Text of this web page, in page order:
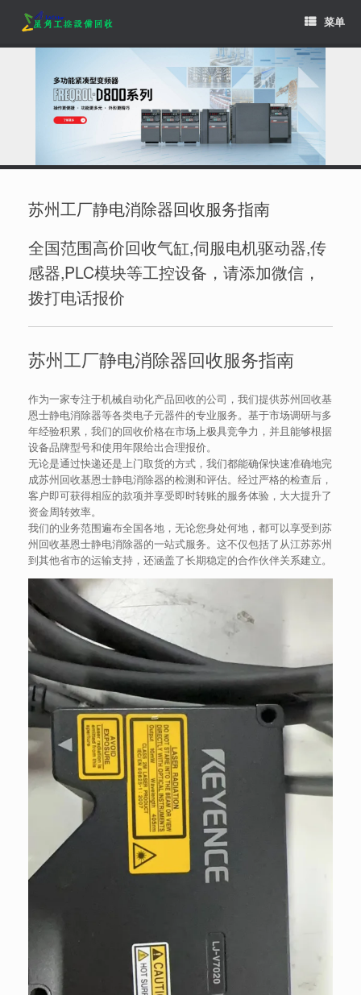
content
菜单
苏州工厂静电消除器回收服务指南
全国范围高价回收气缸,伺服电机驱动器,传
感器,PLC模块等工控设备，请添加微信，
拨打电话报价
苏州工厂静电消除器回收服务指南
作为一家专注于机械自动化产品回收的公司，我们提供苏州回收基
恩士静电消除器等各类电子元器件的专业服务。基于市场调研与多
年经验积累，我们的回收价格在市场上极具竞争力，并且能够根据
设备品牌型号和使用年限给出合理报价。
无论是通过快递还是上门取货的方式，我们都能确保快速准确地完
成苏州回收基恩士静电消除器的检测和评估。经过严格的检查后，
客户即可获得相应的款项并享受即时转账的服务体验，大大提升了
资金周转效率。
我们的业务范围遍布全国各地，无论您身处何地，都可以享受到苏
州回收基恩士静电消除器的一站式服务。这不仅包括了从江苏苏州
到其他省市的运输支持，还涵盖了长期稳定的合作伙伴关系建立。